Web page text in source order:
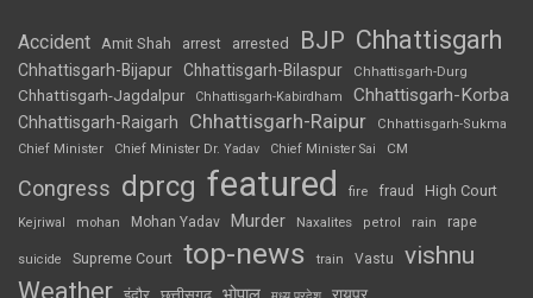
Accident Amit Shah arrest arrested BJP Chhattisgarh
Chhattisgarh-Bijapur Chhattisgarh-Bilaspur Chhattisgarh-Durg
Chhattisgarh-Jagdalpur Chhattisgarh-Kabirdham Chhattisgarh-Korba
Chhattisgarh-Raigarh Chhattisgarh-Raipur
Chhattisgarh-Sukma
Chief Minister
Chief Minister Dr. Yadav Chief Minister Sai CM
Congress dprcg featured fire fraud High Court
Kejriwal mohan Mohan Yadav Murder Naxalites petrol rain rape
suicide Supreme Court top-news train Vastu vishnu
Weather